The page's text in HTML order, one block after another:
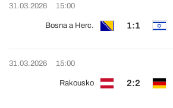
31.03.2026 15:00
Bosna a Herc. 1:1
31.03.2026 15:00
Rakousko 2:2